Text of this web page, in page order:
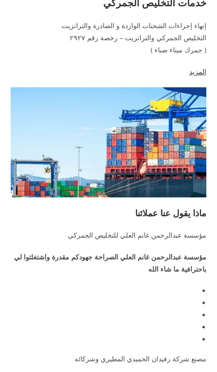
خدمات التخليص الجمركي
إنهاء إجراءات الشحنات الواردة و الصادرة والترانزيت
التخليص الجمركي والترانزيت – رخصة رقم ٢٩٢٧
( جمرك ميناء ضباء )
المزيد
ماذا يقول عنا عملائنا
مؤسسة عبدالرحمن غانم العلي للتخليص الجمركي
مؤسسة عبدالرحمن غانم العلي الصراحة جهودكم مقدرة واشتغلتوا لي
باحترافية ما شاء الله
مصنع شركة رفيدان الحميدي المطيري وشركائه